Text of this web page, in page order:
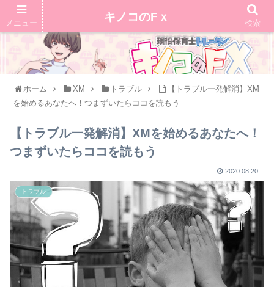
ホーム XM トラブル
【トラブル一発解消】XM
を始めるあなたへ！つまずいたらココを読もう
【トラブル一発解消】XMを始めるあなたへ！
つまずいたらココを読もう
2020.08.20
トラブル
メニュー キノコのFｘ 検索